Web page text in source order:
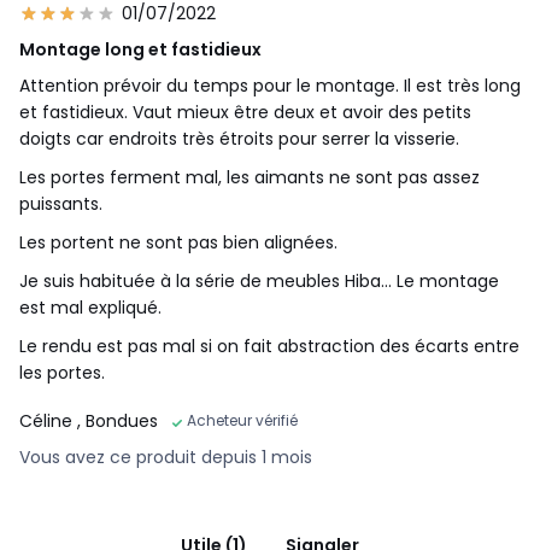
01/07/2022
Montage long et fastidieux
Attention prévoir du temps pour le montage. Il est très long
et fastidieux. Vaut mieux être deux et avoir des petits
doigts car endroits très étroits pour serrer la visserie.
Les portes ferment mal, les aimants ne sont pas assez
puissants.
Les portent ne sont pas bien alignées.
Je suis habituée à la série de meubles Hiba... Le montage
est mal expliqué.
Le rendu est pas mal si on fait abstraction des écarts entre
les portes.
Céline , Bondues Acheteur vérifié
Vous avez ce produit depuis 1 mois